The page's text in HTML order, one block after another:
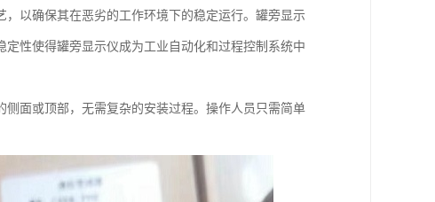
以确保其在恶劣的工作环境下的稳定运行。罐旁显示
性使得罐旁显示仪成为工业自动化和过程控制系统中
面或顶部，无需复杂的安装过程。操作人员只需简单